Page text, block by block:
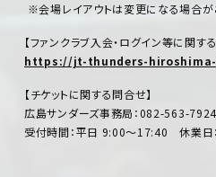
※会場レイアウトは変更になる場合が
【ファンクラブ入会・ログイン等に関す
https://jt-thunders-
【チケットに関する問合せ】
広島サンダーズ事務局：082-563-7924
受付時間：平日 9:00～17:40 休業日